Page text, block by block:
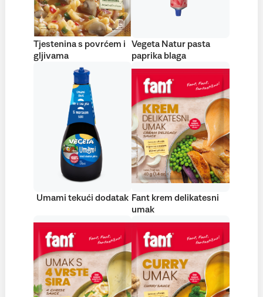
Tjestenina s povrćem i
gljivama
Vegeta Natur pasta
paprika blaga
Umami tekući dodatak Fant krem delikatesni
umak